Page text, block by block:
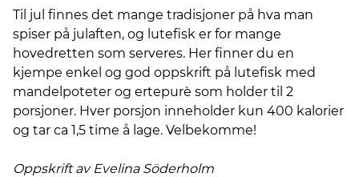
Til jul finnes det mange tradisjoner på hva man
spiser på julaften, og lutefisk er for mange
hovedretten som serveres. Her finner du en
kjempe enkel og god oppskrift på lutefisk med
mandelpoteter og ertepurè som holder til 2
porsjoner. Hver porsjon inneholder kun 400 kalorier
og tar ca 1,5 time å lage. Velbekomme!
Oppskrift av Evelina Söderholm